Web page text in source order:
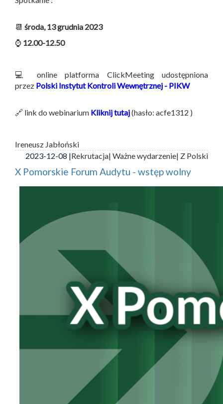
📆 środa, 13 grudnia 2023
⌚ 12.00-12.50
💻 online platforma ClickMeeting udostępniona
przez Polski Instytut Kontroli Wewnętrznej - PIKW
🔗 link do webinarium Kliknij tutaj(hasło: acfe1312 )
Ireneusz Jabłoński
2023-12-08 |Rekrutacja| Ważne wydarzenie| Z Polski
X Pomorskie Forum Audytu - wstęp wolny